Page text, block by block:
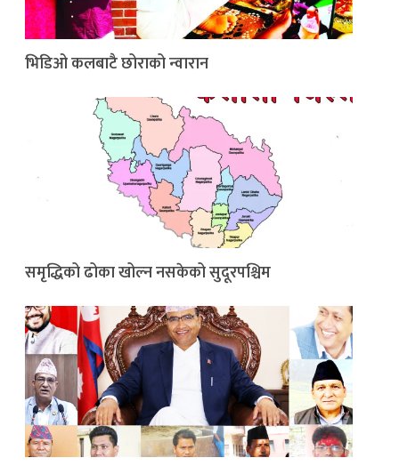
भिडिओ कलबाटै छोराको न्वारान
समृद्धिको ढोका खोल्न नसकेको सुदूरपश्चिम